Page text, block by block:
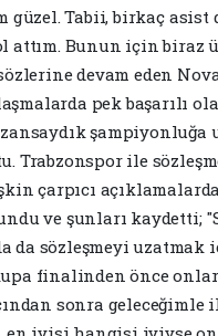
Tabii, birkaç asist
attım. Bunun için
devam eden
pek başarılı
Trabzonspor ile
çarpıcı
ve şunları kaydetti;
da sözleşmeyi uzatmak
finalinden önce
sonra